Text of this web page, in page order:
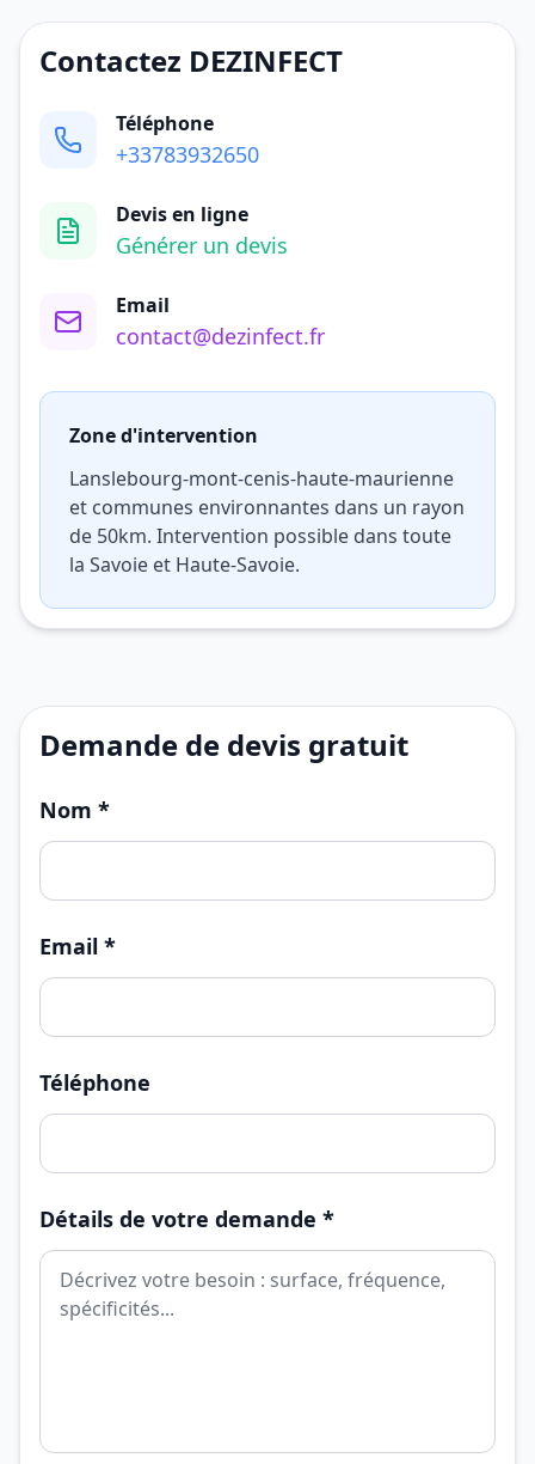
Contactez DEZINFECT
Téléphone
+33783932650
Devis en ligne
Générer un devis
Email
contact@dezinfect.fr
Zone d'intervention
Lanslebourg-mont-cenis-haute-maurienne
et communes environnantes dans un rayon
de 50km. Intervention possible dans toute
la Savoie et Haute-Savoie.
Demande de devis gratuit
Nom *
Email *
Téléphone
Détails de votre demande *